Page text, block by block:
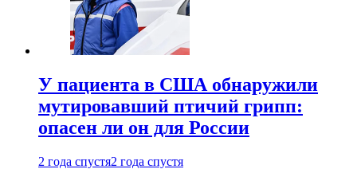
У пациента в США обнаружили
мутировавший птичий грипп:
опасен ли он для России
2 года спустя2 года спустя